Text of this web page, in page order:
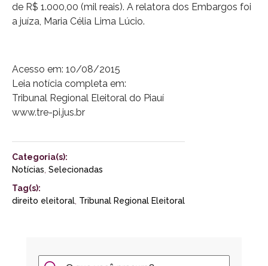
de R$ 1.000,00 (mil reais). A relatora dos Embargos foi
a juíza, Maria Célia Lima Lúcio.
Acesso em: 10/08/2015
Leia notícia completa em:
Tribunal Regional Eleitoral do Piauí
www.tre-pi.jus.br
Categoria(s):
Notícias Selecionadas
Tag(s):
direito eleitoral Tribunal Regional Eleitoral